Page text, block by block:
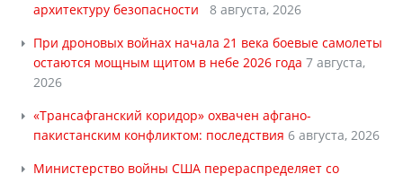
архитектуру безопасности
8 августа, 2026
При дроновых войнах начала 21 века боевые самолеты
остаются мощным щитом в небе 2026 года 7 августа,
2026
«Трансафганский коридор» охвачен афгано-
пакистанским конфликтом: последствия 6 августа, 2026
Министерство войны США перераспределяет со